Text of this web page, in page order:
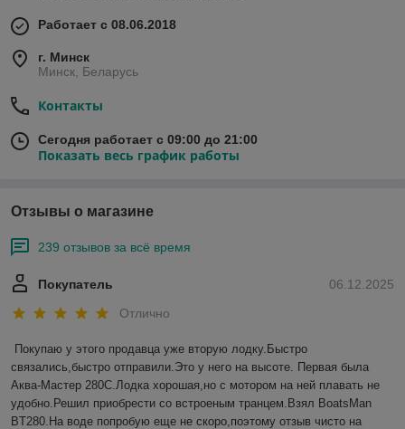
Работает с 08.06.2018
г. Минск
Минск, Беларусь
Контакты
Сегодня работает с 09:00 до 21:00
Показать весь график работы
Отзывы о магазине
239 отзывов за всё время
06.12.2025
Покупатель
Отлично
Покупаю у этого продавца уже вторую лодку.Быстро
связались,быстро отправили.Это у него на высоте. Первая была
Аква-Мастер 280С.Лодка хорошая,но с мотором на ней плавать не
удобно.Решил приобрести со встроеным транцем.Взял BoatsMan
BT280.На воде попробую еще не скоро,поэтому отзыв чисто на